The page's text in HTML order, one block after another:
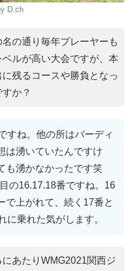
D.ch
の通り毎年プレーヤーも
ルが高い大会ですが、本
残るコースや勝負となっ
か？
すね。他の所はバーディ
は湧いていたんですけ
も湧かなかったです笑
の16.17.18番ですね。16
で上がれて、続く17番と
に乗れた気がします。
あたりWMG2021関西ジ